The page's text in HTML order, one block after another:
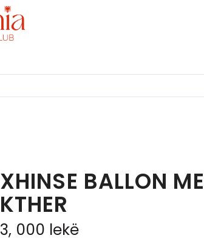
XHINSE BALLON
KTHER
3, 000 lekë